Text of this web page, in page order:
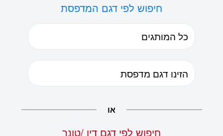
חיפוש לפי דגם המדפסת
או
חיפוש לפי דגם דיו /טונר